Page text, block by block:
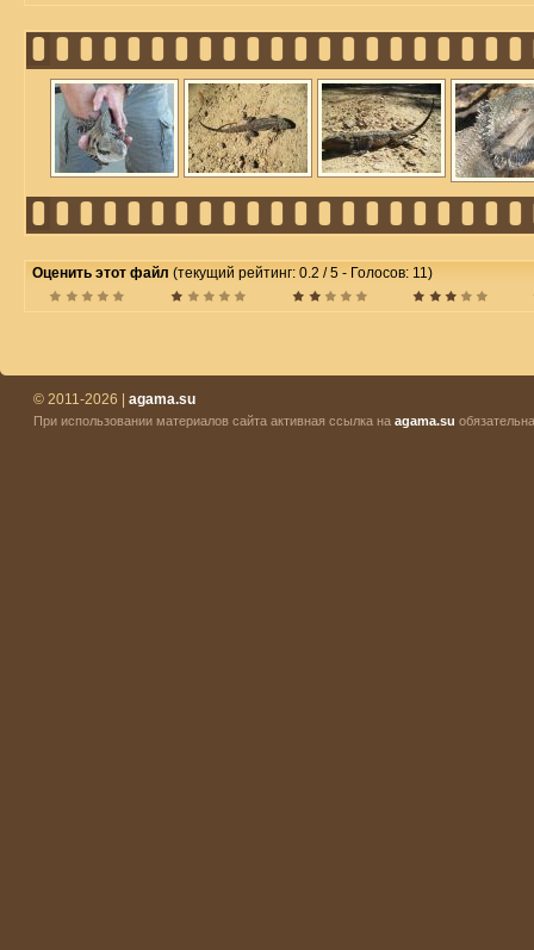
Оценить этот файл (текущий рейтинг: 0.2 / 5 - Голосов: 11)
© 2011-2026 | agama.su
При использовании материалов сайта активная ссылка на agama.su